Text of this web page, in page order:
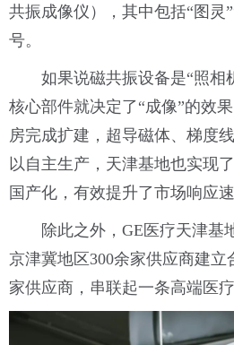
共振成像仪），其中包括“图灵
号。
如果说磁共振设备是“照相
核心部件就决定了“成像”的效
房完成扩建，超导磁体、梯度
以自主生产，天津基地也实现
国产化，有效提升了市场响应
除此之外，GE医疗天津基
京津冀地区300余家供应商建
家供应商，串联起一条高端医疗